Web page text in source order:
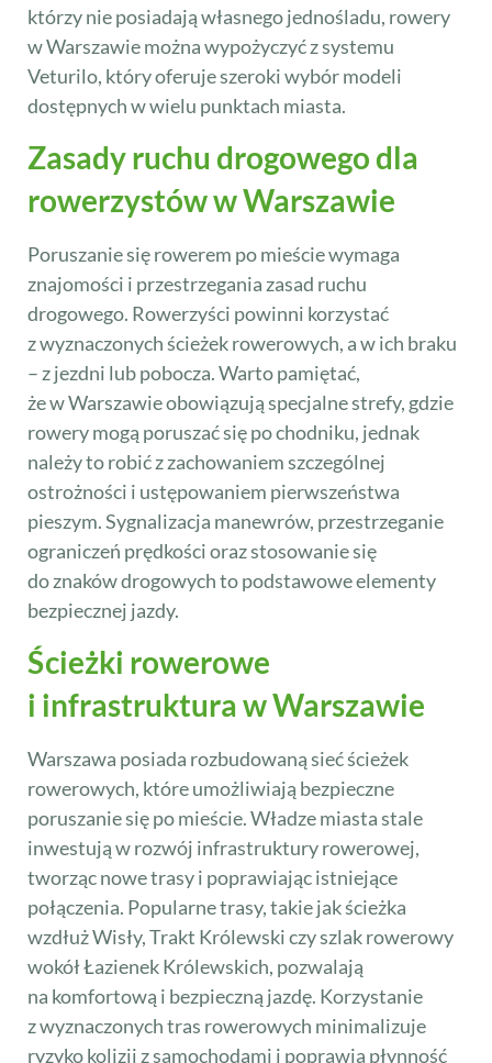
którzy nie posiadają własnego jednośladu, rowery
w Warszawie można wypożyczyć z systemu
Veturilo, który oferuje szeroki wybór modeli
dostępnych w wielu punktach miasta.
Zasady ruchu drogowego dla
rowerzystów w Warszawie
Poruszanie się rowerem po mieście wymaga
znajomości i przestrzegania zasad ruchu
drogowego. Rowerzyści powinni korzystać
z wyznaczonych ścieżek rowerowych, a w ich braku
– z jezdni lub pobocza. Warto pamiętać,
że w Warszawie obowiązują specjalne strefy, gdzie
rowery mogą poruszać się po chodniku, jednak
należy to robić z zachowaniem szczególnej
ostrożności i ustępowaniem pierwszeństwa
pieszym. Sygnalizacja manewrów, przestrzeganie
ograniczeń prędkości oraz stosowanie się
do znaków drogowych to podstawowe elementy
bezpiecznej jazdy.
Ścieżki rowerowe
i infrastruktura w Warszawie
Warszawa posiada rozbudowaną sieć ścieżek
rowerowych, które umożliwiają bezpieczne
poruszanie się po mieście. Władze miasta stale
inwestują w rozwój infrastruktury rowerowej,
tworząc nowe trasy i poprawiając istniejące
połączenia. Popularne trasy, takie jak ścieżka
wzdłuż Wisły, Trakt Królewski czy szlak rowerowy
wokół Łazienek Królewskich, pozwalają
na komfortową i bezpieczną jazdę. Korzystanie
z wyznaczonych tras rowerowych minimalizuje
ryzyko kolizji z samochodami i poprawia płynność